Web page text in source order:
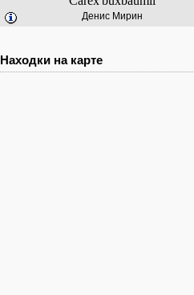
Денис Мирин
Находки на карте